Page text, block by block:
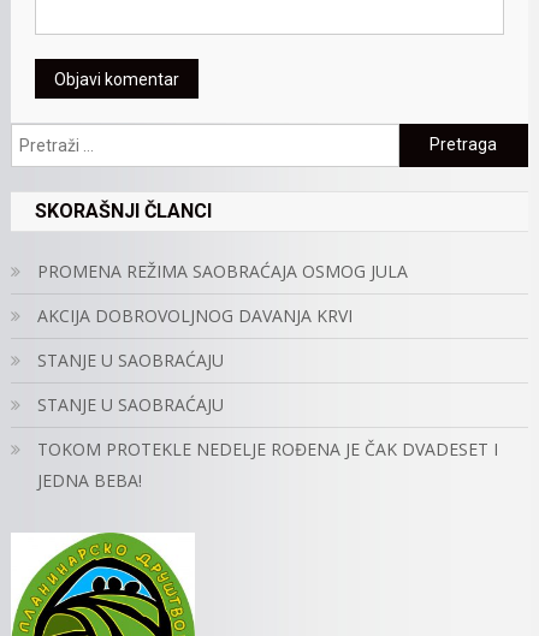
Pretraga:
SKORAŠNJI ČLANCI
PROMENA REŽIMA SAOBRAĆAJA OSMOG JULA
AKCIJA DOBROVOLJNOG DAVANJA KRVI
STANJE U SAOBRAĆAJU
STANJE U SAOBRAĆAJU
TOKOM PROTEKLE NEDELJE ROĐENA JE ČAK DVADESET I
JEDNA BEBA!